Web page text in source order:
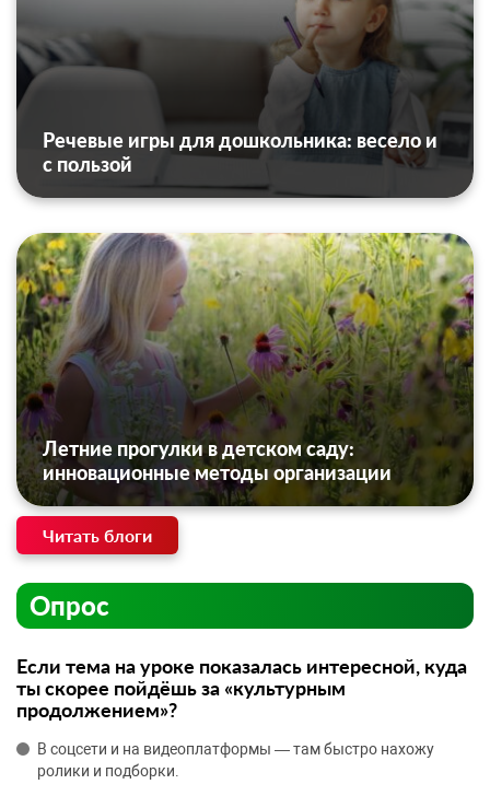
Речевые игры для дошкольника: весело и
с пользой
Летние прогулки в детском саду:
инновационные методы организации
Читать блоги
Опрос
Если тема на уроке показалась интересной, куда
ты скорее пойдёшь за «культурным
продолжением»?
В соцсети и на видеоплатформы — там быстро нахожу
ролики и подборки.